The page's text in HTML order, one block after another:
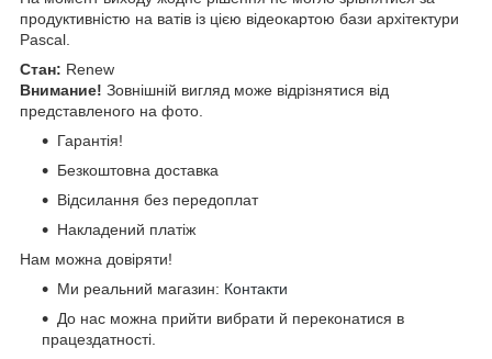
продуктивністю на ватів із цією відеокартою бази архітектури
Pascal.
Стан: Renew
Внимание! Зовнішній вигляд може відрізнятися від
представленого на фото.
Гарантія!
Безкоштовна доставка
Відсилання без передоплат
Накладений платіж
Нам можна довіряти!
Ми реальний магазин: Контакти
До нас можна прийти вибрати й переконатися в
працездатності.